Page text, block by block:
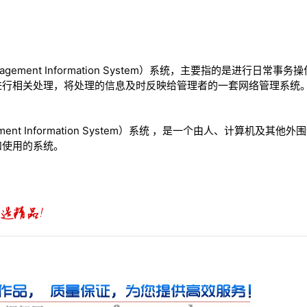
Information System）系统，主要指的是进行日常事务操
相关处理，将处理的信息及时反映给管理者的一套网络管理系统
Information System）系统 ，是一个由人、计算机及其他外
用的系统。